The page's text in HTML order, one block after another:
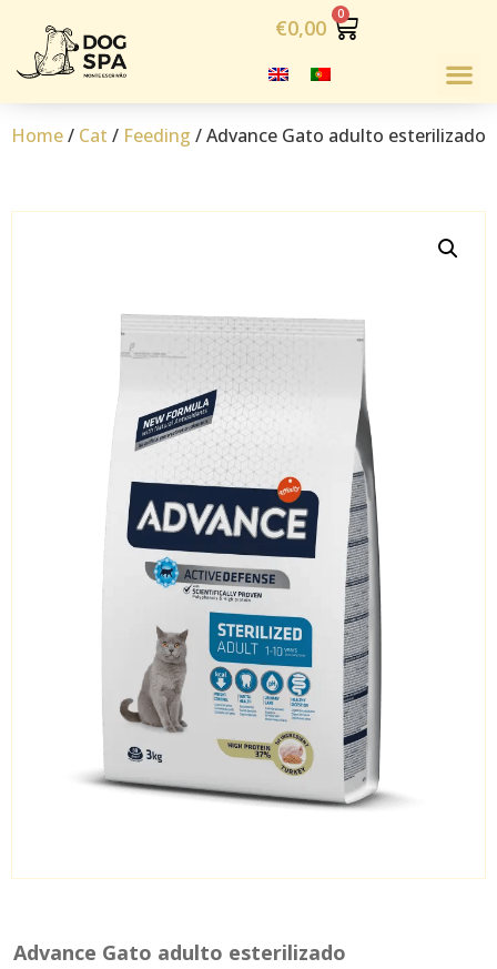
€0,00
Home/ Cat / Feeding / Advance Gato adulto esterilizado
Advance Gato adulto esterilizado